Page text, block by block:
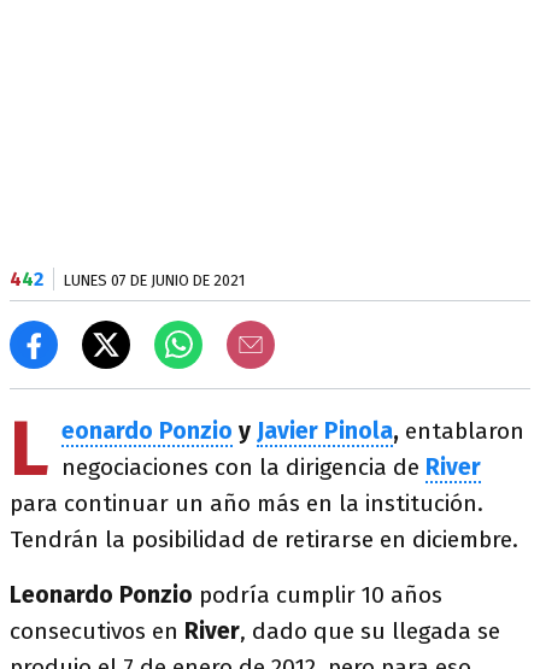
442 LUNES 07 DE JUNIO DE 2021
L eonardo Ponzio y Javier Pinola, entablaron
negociaciones con la dirigencia de River
para continuar un año más en la institución.
Tendrán la posibilidad de retirarse en diciembre.
Leonardo Ponzio podría cumplir 10 años
consecutivos en River, dado que su llegada se